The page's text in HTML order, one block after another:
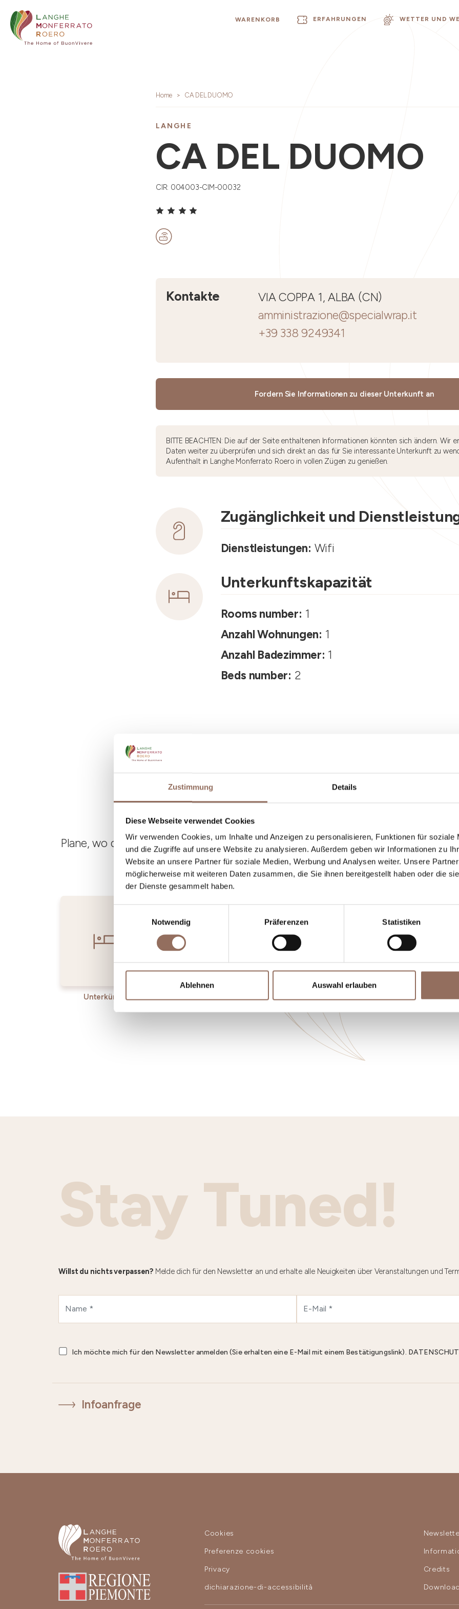
Zustimmung Details
Diese Webseite verwendet Cookies
Wir verwenden Cookies, um Inhalte und Anzeigen zu personalisieren, Funktionen für soziale
und die Zugriffe auf unsere Website zu analysieren. Außerdem geben wir Informationen zu
Website an unsere Partner für soziale Medien, Werbung und Analysen weiter. Unsere
möglicherweise mit weiteren Daten zusammen, die Sie ihnen bereitgestellt haben oder die
der Dienste gesammelt haben.
Notwendig
Präferenzen Statistiken
Ablehnen Auswahl erlauben
WARENKORB ERFAHRUNGEN WETTER UND
Home CA DEL DUOMO
LANGHE
CA DEL DUOMO
CIR: 004003-CIM-00032
Kontakte
VIA COPPA 1, ALBA (CN)
amministrazione@specialwrap.it
+39 338 9249341
Fordern Sie Informationen zu dieser Unterkunft an
BITTE BEACHTEN: Die auf der Seite enthaltenen Informationen könnten sich ändern. Wir
Daten weiter zu überprüfen und sich direkt an das für Sie interessante Unterkunft zu
Aufenthalt in Langhe Monferrato Roero in vollen Zügen zu genießen.
Zugänglichkeit und
Dienstleistungen: Wifi
Unterkunftskapazität
Rooms number: 1
Anzahl Wohnungen: 1
Anzahl Badezimmer: 1
Beds number: 2
Plane, wo du übernachtest und isst, was du in jedem Winkel des Langhe
einem Blick aufs Wetter in Echtzeit.
Unterkünfte
Essen und
Incoming-
Stay Tuned!
Willst du nichts verpassen?Melde dich für den Newsletter an und erhalte alle Neuigkeiten über Veranstaltungen und
Ich möchte mich für den Newsletter anmelden (Sie erhalten eine E-Mail mit einem Bestätigungslink).
Infoanfrage
Cookies
Preferenze cookies
Privacy
dichiarazione-di-accessibilità
Credits